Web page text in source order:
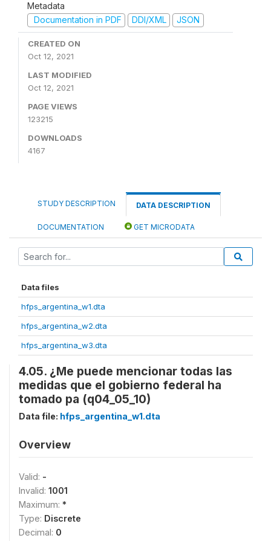
Metadata
Documentation in PDF
DDI/XML JSON
CREATED ON
Oct 12, 2021
LAST MODIFIED
Oct 12, 2021
PAGE VIEWS
123215
DOWNLOADS
4167
STUDY DESCRIPTION DATA DESCRIPTION
DOCUMENTATION GET MICRODATA
Data files
hfps_argentina_w1.dta
hfps_argentina_w2.dta
hfps_argentina_w3.dta
4.05. ¿Me puede mencionar todas las
medidas que el gobierno federal ha
tomado pa (q04_05_10)
Data file: hfps_argentina_w1.dta
Overview
Valid: -
Invalid: 1001
Maximum: *
Type: Discrete
Decimal: 0